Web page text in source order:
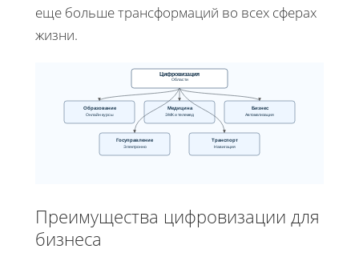
еще больше трансформаций во всех сферах
жизни.
Цифровизация
Области
Образование
Онлайн курсы
Медицина
ЭМК и телемед
Бизнес
Автоматизация
Госуправление
Электронно
Транспорт
Навигация
Преимущества цифровизации для
бизнеса